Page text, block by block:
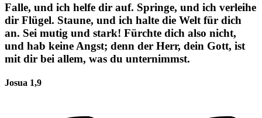
Falle, und ich helfe dir auf. Springe, und ich verleihe
dir Flügel. Staune, und ich halte die Welt für dich
an. Sei mutig und stark! Fürchte dich also nicht,
und hab keine Angst; denn der Herr, dein Gott, ist
mit dir bei allem, was du unternimmst.
Josua 1,9